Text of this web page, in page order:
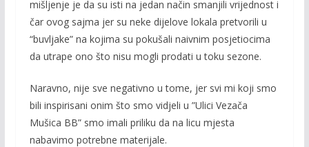
mišljenje je da su isti na jedan način smanjili vrijednost i
čar ovog sajma jer su neke dijelove lokala pretvorili u
“buvljake” na kojima su pokušali naivnim posjetiocima
da utrape ono što nisu mogli prodati u toku sezone.
Naravno, nije sve negativno u tome, jer svi mi koji smo
bili inspirisani onim što smo vidjeli u ”Ulici Vezača
Mušica BB” smo imali priliku da na licu mjesta
nabavimo potrebne materijale.